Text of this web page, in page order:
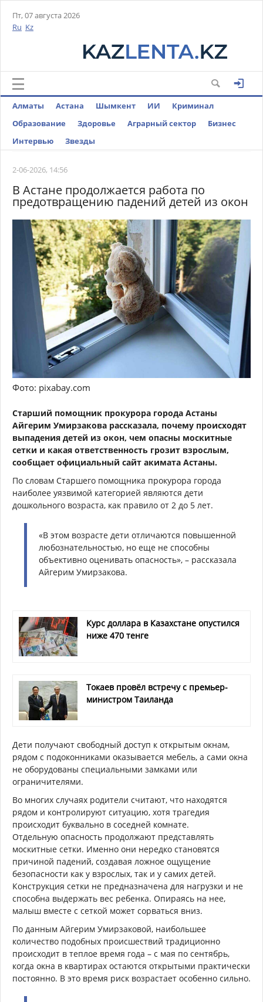
Пт, 07 августа 2026
Ru Kz
Алматы Астана Шымкент ИИ
Криминал
Образование
Здоровье Аграрный сектор
Бизнес
Интервью
Звезды
2-06-2026, 14:56
В Астане продолжается работа по
предотвращению падений детей из окон
Фото: pixabay.com
Старший помощник прокурора города Астаны
Айгерим Умирзакова рассказала, почему происходят
выпадения детей из окон, чем опасны москитные
сетки и какая ответственность грозит взрослым,
сообщает официальный сайт акимата Астаны.
По словам Старшего помощника прокурора города
наиболее уязвимой категорией являются дети
дошкольного возраста, как правило от 2 до 5 лет.
«В этом возрасте дети отличаются повышенной
любознательностью, но еще не способны
объективно оценивать опасность», – рассказала
Айгерим Умирзакова.
Курс доллара в Казахстане опустился
ниже 470 тенге
Токаев провёл встречу с премьер-
министром Таиланда
Дети получают свободный доступ к открытым окнам,
рядом с подоконниками оказывается мебель, а сами окна
не оборудованы специальными замками или
ограничителями.
Во многих случаях родители считают, что находятся
рядом и контролируют ситуацию, хотя трагедия
происходит буквально в соседней комнате.
Отдельную опасность продолжают представлять
москитные сетки. Именно они нередко становятся
причиной падений, создавая ложное ощущение
безопасности как у взрослых, так и у самих детей.
Конструкция сетки не предназначена для нагрузки и не
способна выдержать вес ребенка. Опираясь на нее,
малыш вместе с сеткой может сорваться вниз.
По данным Айгерим Умирзаковой, наибольшее
количество подобных происшествий традиционно
происходит в теплое время года – с мая по сентябрь,
когда окна в квартирах остаются открытыми практически
постоянно. В это время риск возрастает особенно сильно.